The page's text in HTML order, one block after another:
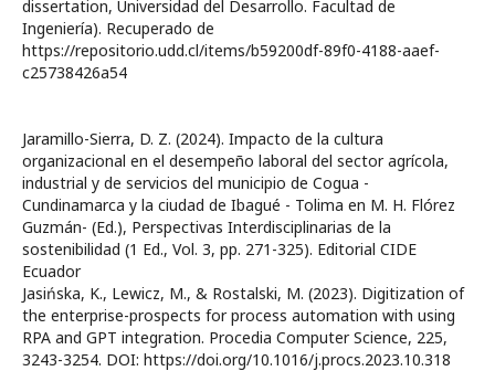
dissertation, Universidad del Desarrollo. Facultad de
Ingeniería). Recuperado de
https://repositorio.udd.cl/items/b59200df-89f0-4188-aaef-
c25738426a54
Jaramillo-Sierra, D. Z. (2024). Impacto de la cultura
organizacional en el desempeño laboral del sector agrícola,
industrial y de servicios del municipio de Cogua -
Cundinamarca y la ciudad de Ibagué - Tolima en M. H. Flórez
Guzmán- (Ed.), Perspectivas Interdisciplinarias de la
sostenibilidad (1 Ed., Vol. 3, pp. 271-325). Editorial CIDE
Ecuador
Jasińska, K., Lewicz, M., & Rostalski, M. (2023). Digitization of
the enterprise-prospects for process automation with using
RPA and GPT integration. Procedia Computer Science, 225,
3243-3254. DOI: https://doi.org/10.1016/j.procs.2023.10.318